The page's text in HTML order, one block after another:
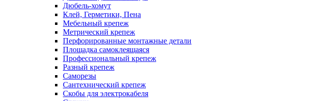
Дюбель-хомут
Клей, Герметики, Пена
Мебельный крепеж
Метрический крепеж
Перфорированные монтажные детали
Площадка самоклеящаяся
Профессиональный крепеж
Разный крепеж
Саморезы
Сантехнический крепеж
Скобы для электрокабеля